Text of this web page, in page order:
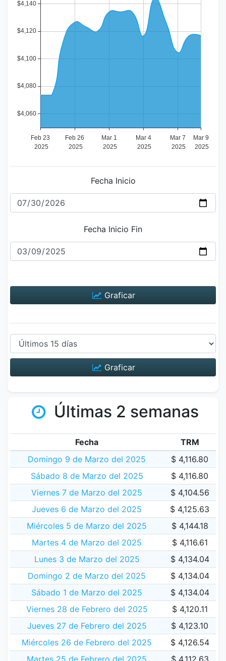
Fecha Inicio
Fecha Inicio Fin
Graficar
Graficar
Últimas 2 semanas
Fecha
TRM
Domingo 9 de Marzo del 2025
$ 4,116.80
Sábado 8 de Marzo del 2025
$ 4,116.80
Viernes 7 de Marzo del 2025
$ 4,104.56
Jueves 6 de Marzo del 2025
$ 4,125.63
Miércoles 5 de Marzo del 2025
$ 4,144.18
Martes 4 de Marzo del 2025
$ 4,116.61
Lunes 3 de Marzo del 2025
$ 4,134.04
Domingo 2 de Marzo del 2025
$ 4,134.04
Sábado 1 de Marzo del 2025
$ 4,134.04
Viernes 28 de Febrero del 2025
$ 4,120.11
Jueves 27 de Febrero del 2025
$ 4,123.10
Miércoles 26 de Febrero del 2025
$ 4,126.54
Martes 25 de Febrero del 2025
$ 4,112.63